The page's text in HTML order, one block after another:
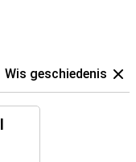
Wis geschiedenis